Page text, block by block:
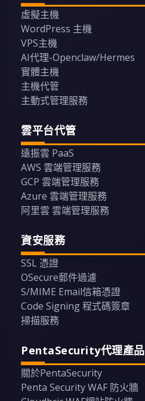
虛擬主機
WordPress 主機
VPS主機
AI代理-Openclaw/Hermes
實體主機
主機代管
主動式管理服務
雲平台代管
遠振雲 PaaS
AWS 雲端管理服務
GCP 雲端管理服務
Azure 雲端管理服務
阿里雲 雲端管理服務
資安服務
SSL 憑證
OSecure郵件過濾
S/MIME Email信箱憑證
Code Signing 程式碼簽章
掃描服務
PentaSecurity代理產品
關於PentaSecurity
Penta Security WAF 防火牆